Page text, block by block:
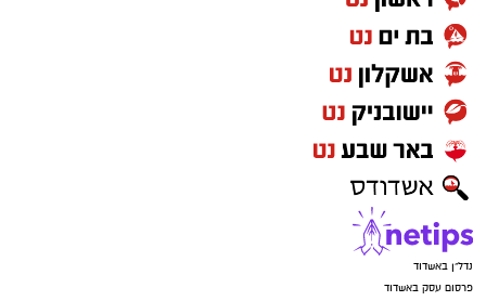
נדל"ן באשדוד
פרסום עסק באשדוד